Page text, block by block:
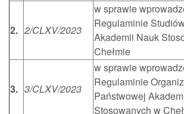
2. 2/CLXV/2023
w sprawie
Regulaminie
Akademii Nauk
Chełmie
3. 3/CLXV/2023
w sprawie
Regulaminie
Państwowej
Stosowanych w